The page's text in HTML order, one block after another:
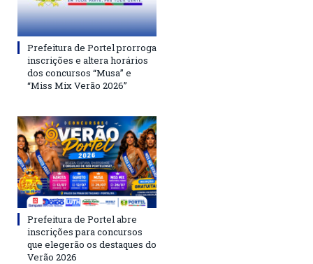
Prefeitura de Portel prorroga
inscrições e altera horários
dos concursos “Musa” e
“Miss Mix Verão 2026”
Prefeitura de Portel abre
inscrições para concursos
que elegerão os destaques do
Verão 2026